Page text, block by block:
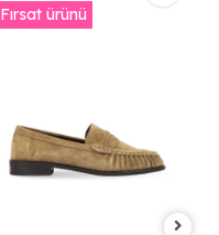
Fırsat ürünü